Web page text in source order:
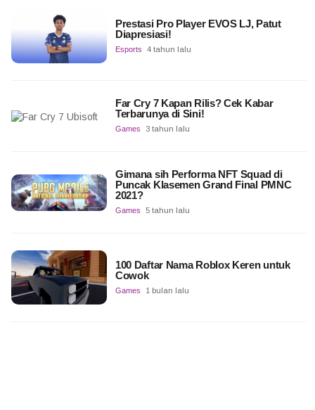
Prestasi Pro Player EVOS LJ, Patut
Diapresiasi!
Esports 4 tahun lalu
Far Cry 7 Kapan Rilis? Cek Kabar
Terbarunya di Sini!
Games 3 tahun lalu
Gimana sih Performa NFT Squad di
Puncak Klasemen Grand Final PMNC
2021?
Games 5 tahun lalu
100 Daftar Nama Roblox Keren untuk
Cowok
Games 1 bulan lalu